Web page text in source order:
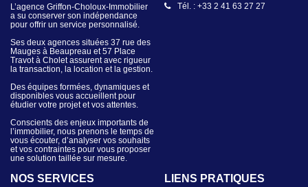
L’agence Griffon-Choloux-Immobilier
a su conserver son indépendance
pour offrir un service personnalisé.
Ses deux agences situées 37 rue des
Mauges à Beaupreau et 57 Place
Travot à Cholet assurent avec rigueur
la transaction, la location et la gestion.
Des équipes formées, dynamiques et
disponibles vous accueillent pour
étudier votre projet et vos attentes.
Conscients des enjeux importants de
l’immobilier, nous prenons le temps de
vous écouter, d’analyser vos souhaits
et vos contraintes pour vous proposer
une solution taillée sur mesure.
Tél. : +33 2 41 63 27 27
NOS SERVICES LIENS PRATIQUES